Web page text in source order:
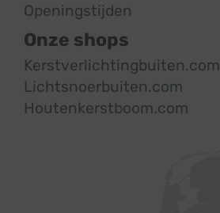
Openingstijden
Onze shops
Kerstverlichtingbuiten.com
Lichtsnoerbuiten.com
Houtenkerstboom.com